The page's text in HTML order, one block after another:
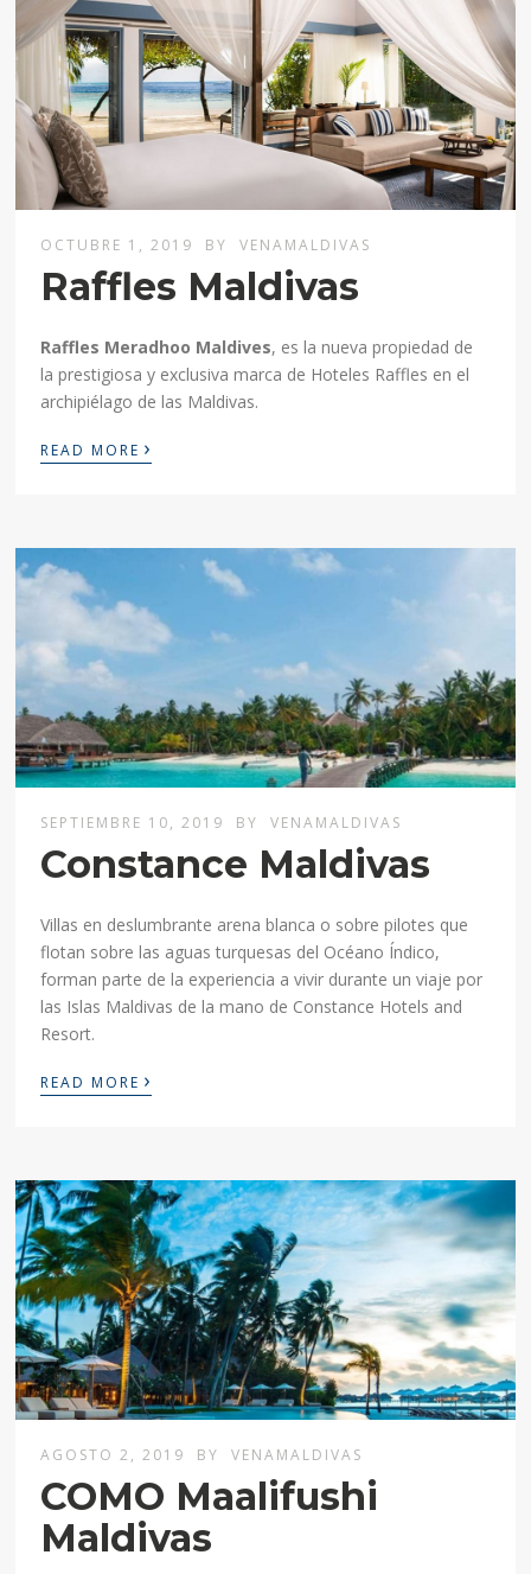
OCTUBRE 1, 2019 BY VENAMALDIVAS
Raffles Maldivas
Raffles Meradhoo Maldives, es la nueva propiedad de
la prestigiosa y exclusiva marca de Hoteles Raffles en el
archipiélago de las Maldivas.
READ MORE ›
SEPTIEMBRE 10, 2019 BY VENAMALDIVAS
Constance Maldivas
Villas en deslumbrante arena blanca o sobre pilotes que
flotan sobre las aguas turquesas del Océano Índico,
forman parte de la experiencia a vivir durante un viaje por
las Islas Maldivas de la mano de Constance Hotels and
Resort.
READ MORE ›
AGOSTO 2, 2019 BY VENAMALDIVAS
COMO Maalifushi
Maldivas